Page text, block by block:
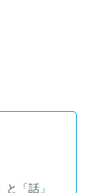
「話」